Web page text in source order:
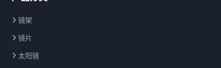
镜架
镜片
太阳镜